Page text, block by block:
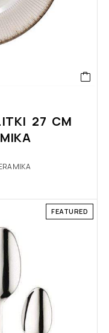
27 CM
FEATURED